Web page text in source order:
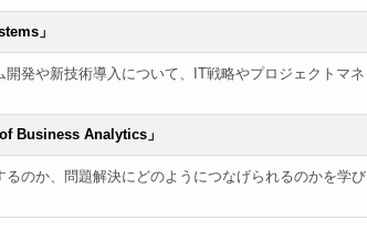
」
発や新技術導入について、IT戦略やプロジェクトマネ
Business Analytics」
のか、問題解決にどのようにつなげられるのかを学び